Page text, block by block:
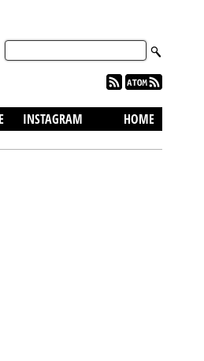
INSTAGRAM HOME